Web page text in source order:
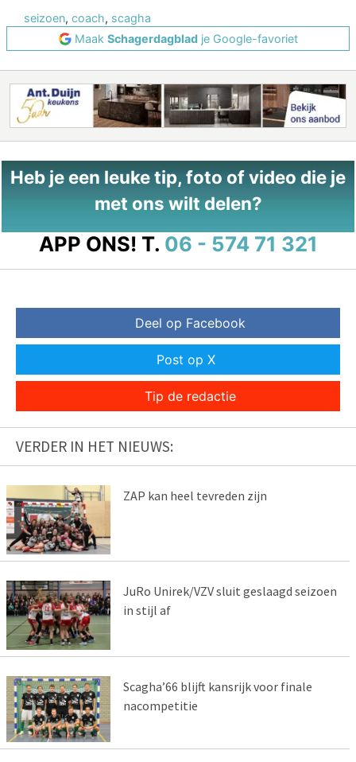
seizoen, coach, scagha
Maak Schagerdagbladje Google-favoriet
Heb je een leuke tip, foto of video die je
met ons wilt delen?
APP ONS! T. 06 - 574 71 321
Deel op Facebook
Post op X
Tip de redactie
VERDER IN HET NIEUWS:
ZAP kan heel tevreden zijn
JuRo Unirek/VZV sluit geslaagd seizoen
in stijl af
Scagha’66 blijft kansrijk voor finale
nacompetitie